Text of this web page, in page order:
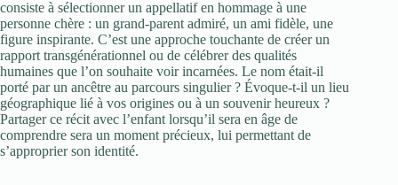
consiste à sélectionner un appellatif en hommage à une
personne chère : un grand-parent admiré, un ami fidèle, une
figure inspirante. C’est une approche touchante de créer un
rapport transgénérationnel ou de célébrer des qualités
humaines que l’on souhaite voir incarnées. Le nom était-il
porté par un ancêtre au parcours singulier ? Évoque-t-il un lieu
géographique lié à vos origines ou à un souvenir heureux ?
Partager ce récit avec l’enfant lorsqu’il sera en âge de
comprendre sera un moment précieux, lui permettant de
s’approprier son identité.